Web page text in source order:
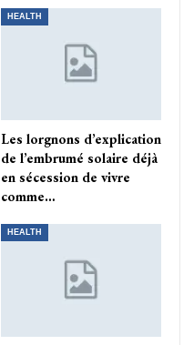
HEALTH
Les lorgnons d’explication
de l’embrumé solaire déjà
en sécession de vivre
comme…
HEALTH